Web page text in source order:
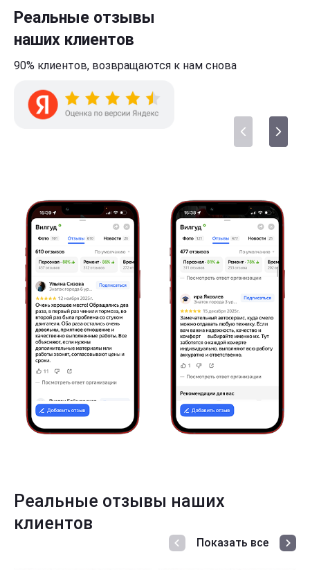
Реальные отзывы
наших клиентов
90% клиентов, возвращаются к нам снова
Реальные отзывы наших
клиентов
Показать все